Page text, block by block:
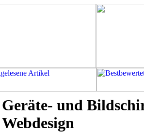
Geräte- und
Webdesign